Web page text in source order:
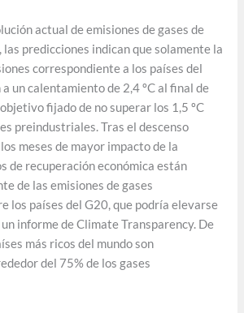
actual de emisiones de gases de
predicciones indican que solamente la
correspondiente a los países del
un calentamiento de 2,4 ºC al final de
fijado de no superar los 1,5 ºC
preindustriales. Tras el descenso
meses de mayor impacto de la
de recuperación económica están
de las emisiones de gases
los países del G20, que podría elevarse
un informe de Climate Transparency. De
más ricos del mundo son
del 75% de los gases